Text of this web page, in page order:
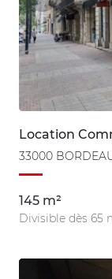
Location
33000
145 m²
Divisible dès 65